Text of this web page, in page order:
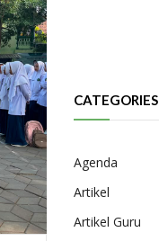
CATEGORIES
Agenda
Artikel
Artikel Guru